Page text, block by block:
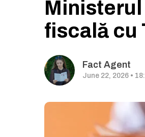
fiscală cu
Fact Agent
June 22, 2026 •